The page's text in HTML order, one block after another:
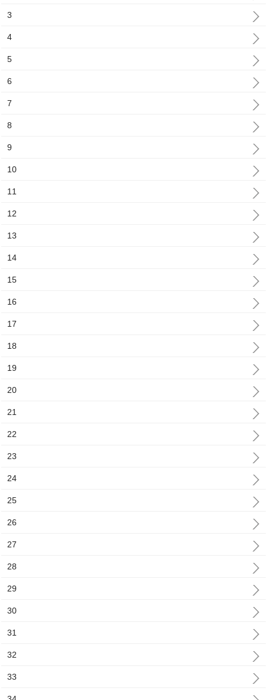
3
4
5
6
7
8
9
10
11
12
13
14
15
16
17
18
19
20
21
22
23
24
25
26
27
28
29
30
31
32
33